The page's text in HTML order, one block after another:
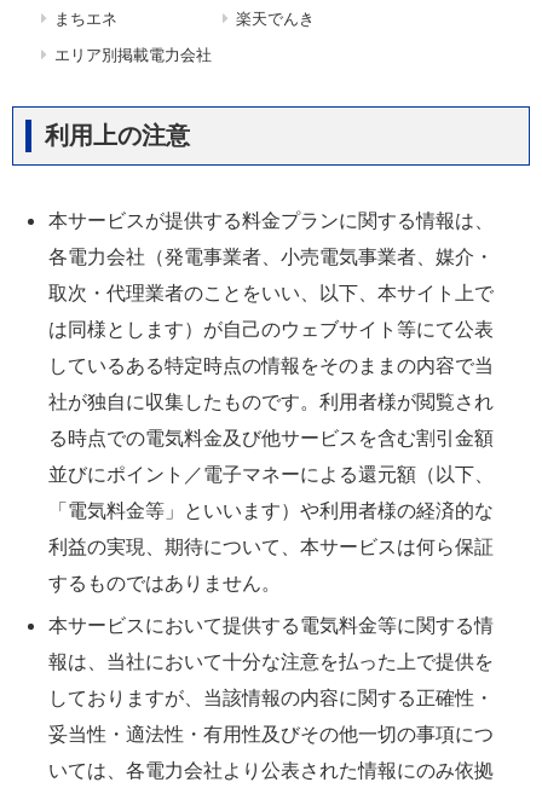
まちエネ
楽天でんき
エリア別掲載電力会社
利用上の注意
本サービスが提供する料金プランに関する情報は、
各電力会社（発電事業者、小売電気事業者、媒介・
取次・代理業者のことをいい、以下、本サイト上で
は同様とします）が自己のウェブサイト等にて公表
しているある特定時点の情報をそのままの内容で当
社が独自に収集したものです。利用者様が閲覧され
る時点での電気料金及び他サービスを含む割引金額
並びにポイント／電子マネーによる還元額（以下、
「電気料金等」といいます）や利用者様の経済的な
利益の実現、期待について、本サービスは何ら保証
するものではありません。
本サービスにおいて提供する電気料金等に関する情
報は、当社において十分な注意を払った上で提供を
しておりますが、当該情報の内容に関する正確性・
妥当性・適法性・有用性及びその他一切の事項につ
いては、各電力会社より公表された情報にのみ依拠